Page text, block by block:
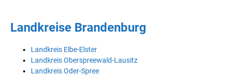
Landkreise Brandenburg
Landkreis Elbe-Elster
Landkreis Oberspreewald-Lausitz
Landkreis Oder-Spree